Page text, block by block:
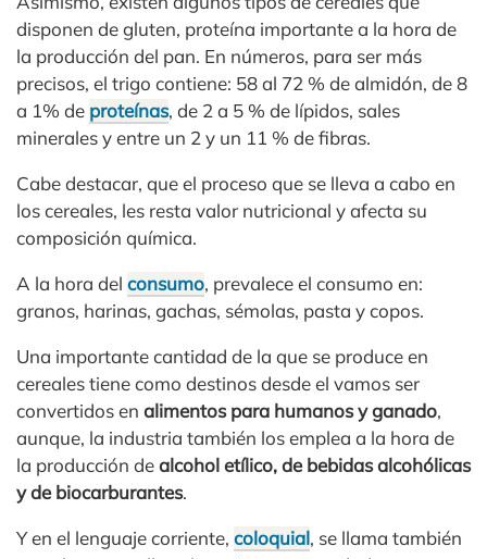
disponen de gluten, proteína importante a la hora de
la producción del pan. En números, para ser más
precisos, el trigo contiene: 58 al 72 % de almidón, de 8
a 1% de proteínas, de 2 a 5 % de lípidos, sales
minerales y entre un 2 y un 11 % de fibras.
Cabe destacar, que el proceso que se lleva a cabo en
los cereales, les resta valor nutricional y afecta su
composición química.
A la hora del consumo, prevalece el consumo en:
granos, harinas, gachas, sémolas, pasta y copos.
Una importante cantidad de la que se produce en
cereales tiene como destinos desde el vamos ser
convertidos en alimentos para humanos y ganado,
aunque, la industria también los emplea a la hora de
la producción dealcohol etílico, de bebidas alcohólicas
y de biocarburantes.
Y en el lenguaje corriente, coloquial, se llama también